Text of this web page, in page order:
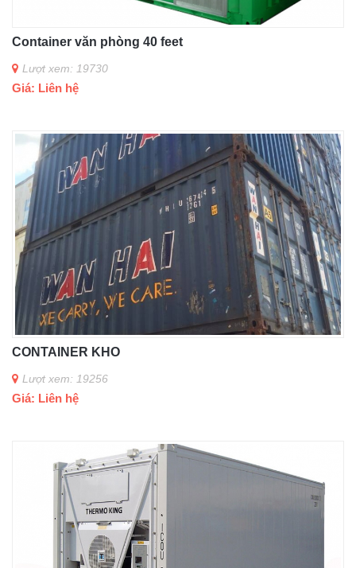
Container văn phòng 40 feet
Lượt xem: 19730
Giá: Liên hệ
CONTAINER KHO
Lượt xem: 19256
Giá: Liên hệ